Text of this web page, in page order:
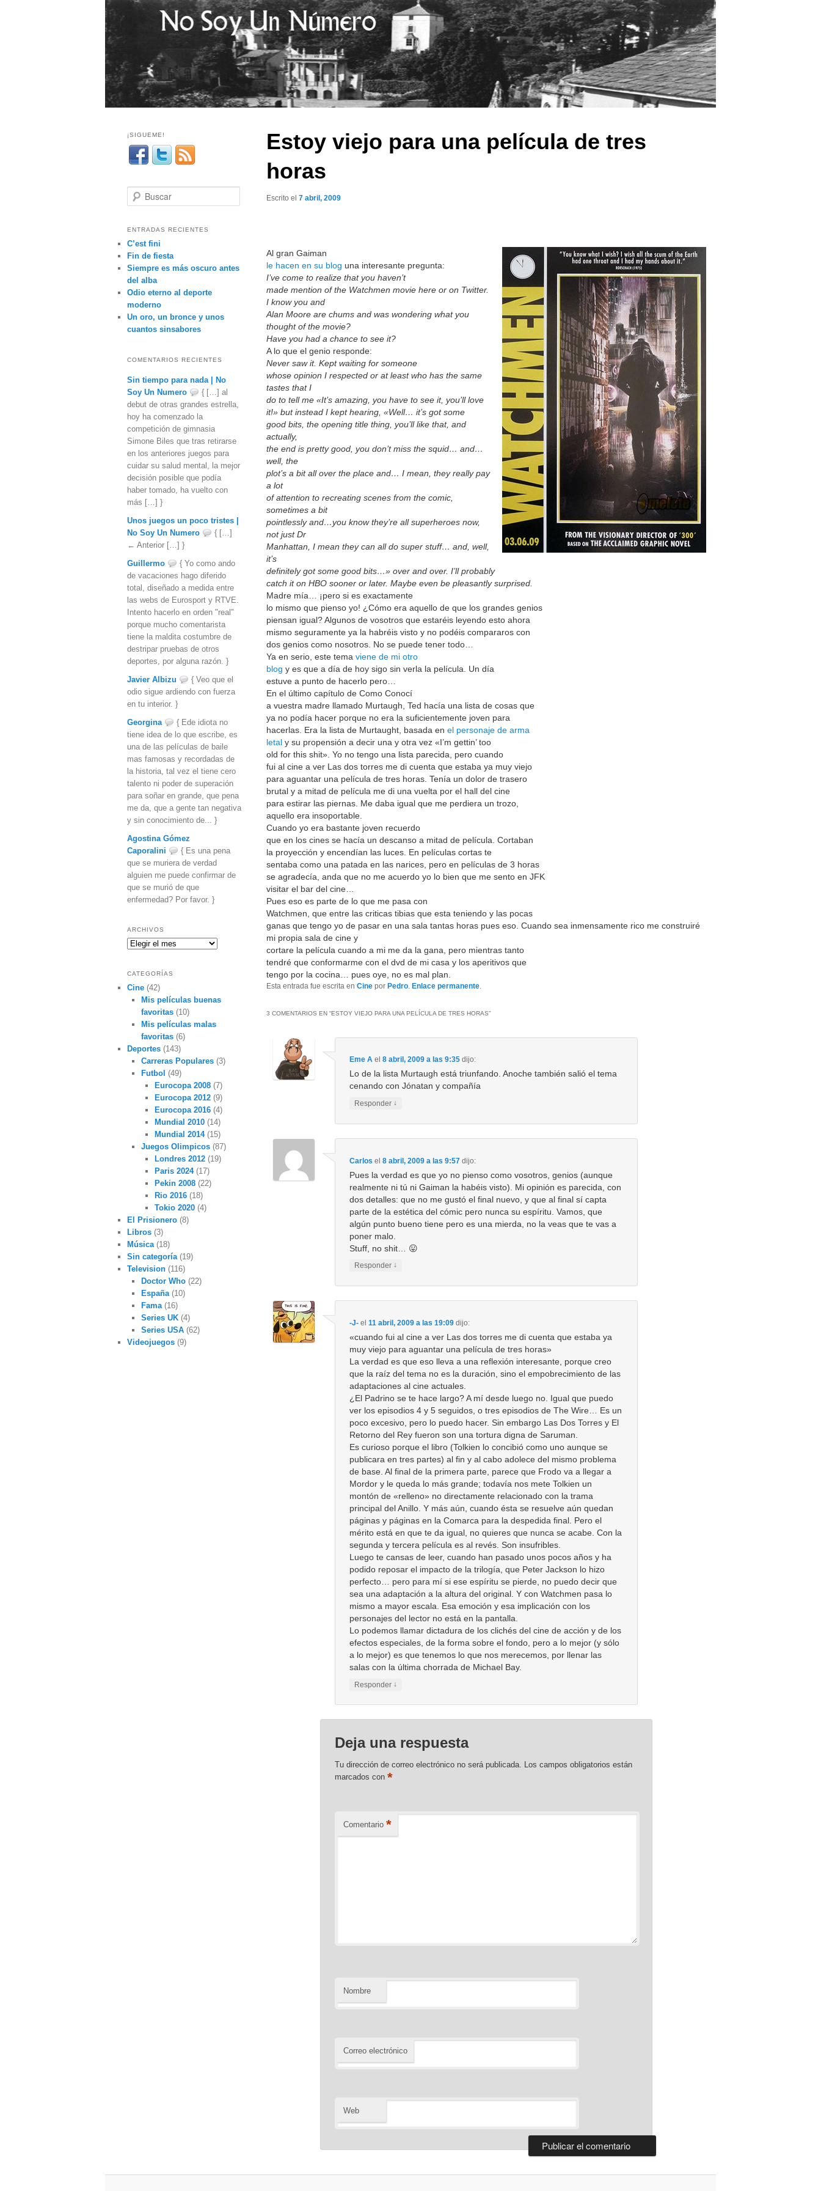
Estoy viejo para una película de tres
horas
Escrito el 7 abril, 2009
Al gran Gaiman
le hacen en su blog una interesante pregunta:
I’ve come to realize that you haven’t
made mention of the Watchmen movie here or on Twitter.
I know you and
Alan Moore are chums and was wondering what you
thought of the movie?
Have you had a chance to see it?
A lo que el genio responde:
Never saw it. Kept waiting for someone
whose opinion I respected or at least who has the same
tastes that I
do to tell me «It’s amazing, you have to see it, you’ll love
it!» but instead I kept hearing, «Well… it’s got some
good bits, the opening title thing, you’ll like that, and
actually,
the end is pretty good, you don’t miss the squid… and…
well, the
plot’s a bit all over the place and… I mean, they really pay
a lot
of attention to recreating scenes from the comic,
sometimes a bit
pointlessly and…you know they’re all superheroes now,
not just Dr
Manhattan, I mean they can all do super stuff… and, well,
it’s
definitely got some good bits…» over and over. I’ll probably
catch it on HBO sooner or later. Maybe even be pleasantly surprised.
Madre mía… ¡pero si es exactamente
lo mismo que pienso yo! ¿Cómo era aquello de que los grandes genios
piensan igual? Algunos de vosotros que estaréis leyendo esto ahora
mismo seguramente ya la habréis visto y no podéis compararos con
dos genios como nosotros. No se puede tener todo…
Ya en serio, este tema viene de mi otro
blog y es que a día de hoy sigo sin verla la película. Un día
estuve a punto de hacerlo pero…
En el último capítulo de Como Conocí
a vuestra madre llamado Murtaugh, Ted hacía una lista de cosas que
ya no podía hacer porque no era la suficientemente joven para
hacerlas. Era la lista de Murtaught, basada en el personaje de arma
letal y su propensión a decir una y otra vez «I’m gettin’ too
old for this shit». Yo no tengo una lista parecida, pero cuando
fui al cine a ver Las dos torres me di cuenta que estaba ya muy viejo
para aguantar una película de tres horas. Tenía un dolor de trasero
brutal y a mitad de película me di una vuelta por el hall del cine
para estirar las piernas. Me daba igual que me perdiera un trozo,
aquello era insoportable.
Cuando yo era bastante joven recuerdo
que en los cines se hacía un descanso a mitad de película. Cortaban
la proyección y encendían las luces. En películas cortas te
sentaba como una patada en las narices, pero en películas de 3 horas
se agradecía, anda que no me acuerdo yo lo bien que me sento en JFK
visitar el bar del cine…
Pues eso es parte de lo que me pasa con
Watchmen, que entre las criticas tibias que esta teniendo y las pocas
ganas que tengo yo de pasar en una sala tantas horas pues eso. Cuando sea inmensamente rico me construiré
mi propia sala de cine y
cortare la película cuando a mi me da la gana, pero mientras tanto
tendré que conformarme con el dvd de mi casa y los aperitivos que
tengo por la cocina… pues oye, no es mal plan.
Esta entrada fue escrita en Cine por Pedro. Enlace permanente.
3 COMENTARIOS EN “ESTOY VIEJO PARA UNA PELÍCULA DE TRES HORAS”
Eme Ael 8 abril, 2009 a las 9:35 dijo:
Lo de la lista Murtaugh está triunfando. Anoche también salió el tema
cenando con Jónatan y compañía
Responder ↓
Carlos el 8 abril, 2009 a las 9:57 dijo:
Pues la verdad es que yo no pienso como vosotros, genios (aunque
realmente ni tú ni Gaiman la habéis visto). Mi opinión es parecida, con
dos detalles: que no me gustó el final nuevo, y que al final sí capta
parte de la estética del cómic pero nunca su espíritu. Vamos, que
algún punto bueno tiene pero es una mierda, no la veas que te vas a
poner malo.
Stuff, no shit… 😛
Responder ↓
-J-el 11 abril, 2009 a las 19:09 dijo:
«cuando fui al cine a ver Las dos torres me di cuenta que estaba ya
muy viejo para aguantar una película de tres horas»
La verdad es que eso lleva a una reflexión interesante, porque creo
que la raíz del tema no es la duración, sino el empobrecimiento de las
adaptaciones al cine actuales.
¿El Padrino se te hace largo? A mí desde luego no. Igual que puedo
ver los episodios 4 y 5 seguidos, o tres episodios de The Wire… Es un
poco excesivo, pero lo puedo hacer. Sin embargo Las Dos Torres y El
Retorno del Rey fueron son una tortura digna de Saruman.
Es curioso porque el libro (Tolkien lo concibió como uno aunque se
publicara en tres partes) al fin y al cabo adolece del mismo problema
de base. Al final de la primera parte, parece que Frodo va a llegar a
Mordor y le queda lo más grande; todavía nos mete Tolkien un
montón de «relleno» no directamente relacionado con la trama
principal del Anillo. Y más aún, cuando ésta se resuelve aún quedan
páginas y páginas en la Comarca para la despedida final. Pero el
mérito está en que te da igual, no quieres que nunca se acabe. Con la
segunda y tercera película es al revés. Son insufribles.
Luego te cansas de leer, cuando han pasado unos pocos años y ha
podido reposar el impacto de la trilogía, que Peter Jackson lo hizo
perfecto… pero para mí si ese espíritu se pierde, no puedo decir que
sea una adaptación a la altura del original. Y con Watchmen pasa lo
mismo a mayor escala. Esa emoción y esa implicación con los
personajes del lector no está en la pantalla.
Lo podemos llamar dictadura de los clichés del cine de acción y de los
efectos especiales, de la forma sobre el fondo, pero a lo mejor (y sólo
a lo mejor) es que tenemos lo que nos merecemos, por llenar las
salas con la última chorrada de Michael Bay.
Responder ↓
Deja una respuesta
Tu dirección de correo electrónico no será publicada.
Los campos obligatorios están
marcados con *
Comentario *
Nombre
Correo electrónico
Web
¡SIGUEME!
u
c
a
r
ENTRADAS RECIENTES
C’est fini
Fin de fiesta
Siempre es más oscuro antes
del alba
Odio eterno al deporte
moderno
Un oro, un bronce y unos
cuantos sinsabores
COMENTARIOS RECIENTES
Sin tiempo para nada | No
Soy Un Numero
{ […] al
debut de otras grandes estrella,
hoy ha comenzado la
competición de gimnasia
Simone Biles que tras retirarse
en los anteriores juegos para
cuidar su salud mental, la mejor
decisión posible que podía
haber tomado, ha vuelto con
más […] }
Unos juegos un poco tristes |
No Soy Un Numero
{ […]
← Anterior […] }
Guillermo
{ Yo como ando
de vacaciones hago diferido
total, diseñado a medida entre
las webs de Eurosport y RTVE.
Intento hacerlo en orden "real"
porque mucho comentarista
tiene la maldita costumbre de
destripar pruebas de otros
deportes, por alguna razón. }
Javier Albizu
{ Veo que el
odio sigue ardiendo con fuerza
en tu interior. }
Georgina
{ Ede idiota no
tiene idea de lo que escribe, es
una de las películas de baile
mas famosas y recordadas de
la historia, tal vez el tiene cero
talento ni poder de superación
para soñar en grande, que pena
me da, que a gente tan negativa
y sin conocimiento de... }
Agostina Gómez
Caporalini
{ Es una pena
que se muriera de verdad
alguien me puede confirmar de
que se murió de que
enfermedad? Por favor. }
ARCHIVOS
Archivos
CATEGORÍAS
Cine (42)
Mis películas buenas
favoritas(10)
Mis películas malas
favoritas(6)
Deportes (143)
Carreras Populares(3)
Futbol (49)
Eurocopa 2008 (7)
Eurocopa 2012 (9)
Eurocopa 2016 (4)
Mundial 2010 (14)
Mundial 2014(15)
Juegos Olimpicos(87)
Londres 2012 (19)
Paris 2024(17)
Pekin 2008 (22)
Rio 2016 (18)
Tokio 2020 (4)
El Prisionero (8)
Libros (3)
Música(18)
Sin categoría(19)
Television (116)
Doctor Who(22)
España(10)
Fama(16)
Series UK(4)
Series USA(62)
Videojuegos (9)